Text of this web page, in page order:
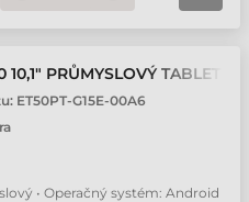
10,1" PRŮMYSLOVÝ TABLET
ET50PT-G15E-00A6
• Operačný systém: Android